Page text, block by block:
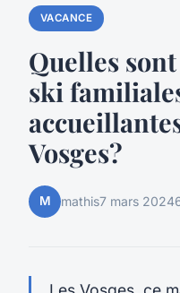
VACANCE
Quelles
ski
Vosges?
M mathis7 mars 2024